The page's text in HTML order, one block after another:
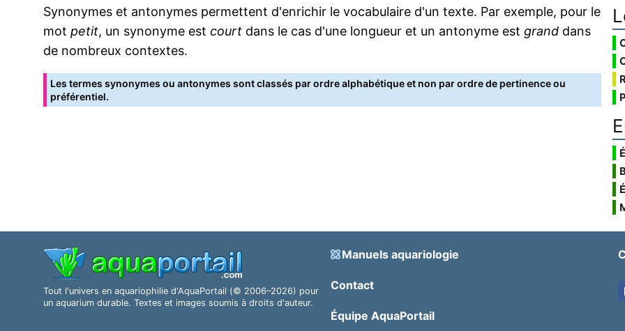
Synonymes et antonymes permettent d'enrichir le vocabulaire d'un texte. Par exemple, pour le
mot petit, un synonyme est court dans le cas d'une longueur et un antonyme est grand dans
de nombreux contextes.
Les termes synonymes ou antonymes sont classés par ordre alphabétique et non par ordre de pertinence ou
préférentiel.
Tout l'univers en aquariophilie d'AquaPortail (© 2006–2026) pour
un aquarium durable. Textes et images soumis à droits d'auteur.
Manuels aquariologie
Contact
Équipe AquaPortail